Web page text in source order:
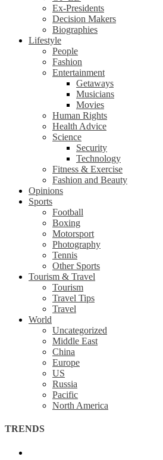
Ex-Presidents
Decision Makers
Biographies
Lifestyle
People
Fashion
Entertainment
Getaways
Musicians
Movies
Human Rights
Health Advice
Science
Security
Technology
Fitness & Exercise
Fashion and Beauty
Opinions
Sports
Football
Boxing
Motorsport
Photography
Tennis
Other Sports
Tourism & Travel
Tourism
Travel Tips
Travel
World
Uncategorized
Middle East
China
Europe
US
Russia
Pacific
North America
TRENDS